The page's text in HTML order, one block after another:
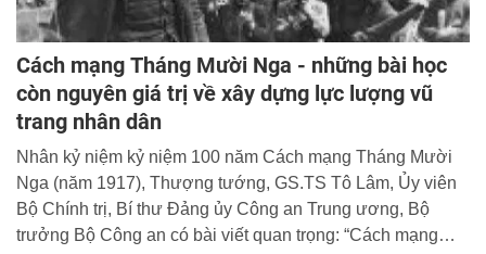
Cách mạng Tháng Mười Nga - những bài học
còn nguyên giá trị về xây dựng lực lượng vũ
trang nhân dân
Nhân kỷ niệm kỷ niệm 100 năm Cách mạng Tháng Mười
Nga (năm 1917), Thượng tướng, GS.TS Tô Lâm, Ủy viên
Bộ Chính trị, Bí thư Đảng ủy Công an Trung ương, Bộ
trưởng Bộ Công an có bài viết quan trọng: “Cách mạng